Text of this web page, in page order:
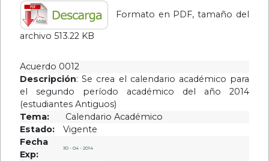
Formato en PDF, tamaño del
archivo 513.22 KB
Acuerdo 0012
Descripción: Se crea el calendario académico para
el segundo período académico del año 2014
(estudiantes Antiguos)
Tema:
Calendario Académico
Estado:
Vigente
Fecha
Exp:
30 - 04 - 2014